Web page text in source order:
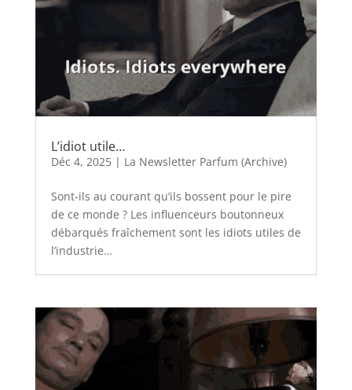
L’idiot utile…
Déc 4, 2025| La Newsletter Parfum (Archive)
Sont-ils au courant qu’ils bossent pour le pire
de ce monde ? Les influenceurs boutonneux
débarqués fraîchement sont les idiots utiles de
l’industrie…